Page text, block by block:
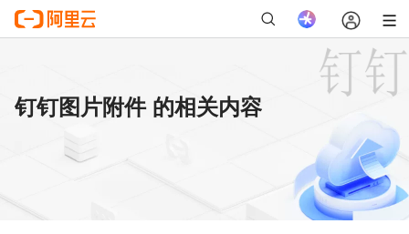
钉钉图片附件 的相关内容